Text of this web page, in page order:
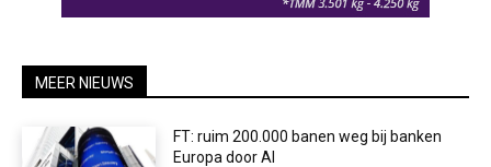
MEER NIEUWS
FT: ruim 200.000 banen weg bij banken
Europa door AI